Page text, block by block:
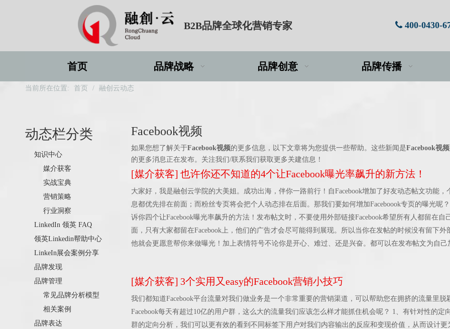
B2B品牌全球化营销专家  400-0430-
首页 品牌战略 品牌创意 品牌传播
当前所在位置: 首页 / 融创云动态
动态栏分类
知识中心
媒介获客
实战宝典
营销策略
行业洞察
LinkedIn 领英 FAQ
领英Linkedin帮助中心
LinkeIn展会案例分享
品牌发现
品牌管理
常见品牌分析模型
相关案例
品牌表达
Facebook视频
如果您想了解关于Facebook视频的更多信息，以下文章将为您提供一些帮助。这些新闻是Facebook视频
的更多消息正在发布。关注我们/联系我们获取更多关建信息！
[媒介获客] 也许你还不知道的4个让Facebook曝光率飙升的新方法！
大家好，我是融创云学院的大美姐。成功出海，伴你一路前行！自Facebook增加了好友动态帖文功能，
息都优先排在前面；而粉丝专页将会把个人动态排在后面。那我们要如何增加Faceboook专页的曝光呢
诉你四个让Facebook曝光率飙升的方法！发布帖文时，不要使用外部链接Facebook希望所有人都留在自
面，只有大家都留在Facebook上，他们的广告才会尽可能得到展现。所以当你在发帖的时候没有留下外
他就会更愿意帮你来做曝光！加上表情符号不论你是开心、难过、还是兴奋。都可以在发布帖文为自己
[媒介获客] 3个实用又easy的Facebook营销小技巧
我们都知道Facebook平台流量对我们做业务是一个非常重要的营销渠道，可以帮助您在拥挤的流量里脱
Facebook每天有超过10亿的用户群，这么大的流量我们应该怎么样才能抓住机会呢？ 1、有针对性的定
群的定向分析，我们可以更有效的看到不同标签下用户对我们内容输出的反应和变现价值，从而设计更